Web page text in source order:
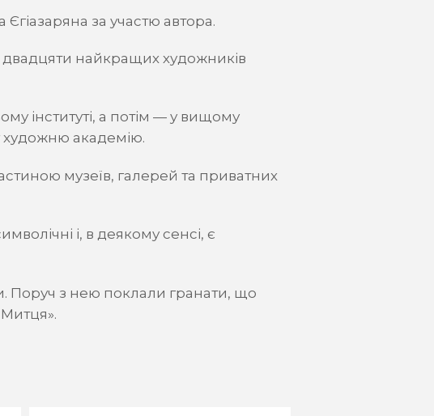
за участю автора.
двадцяти найкращих художників
інституті, а потім — у вищому
художню академію.
музеїв, галерей та приватних
і, в деякому сенсі, є
Поруч з нею поклали гранати, що